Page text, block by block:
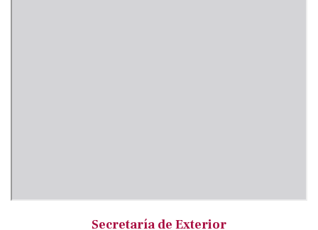
Secretaría de Exterior